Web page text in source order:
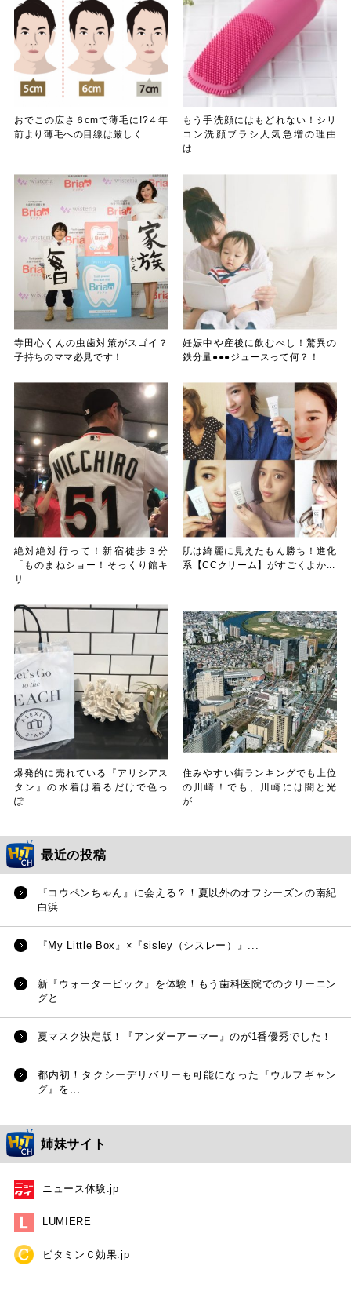
おでこの広さ６cmで薄毛に!?４年
前より薄毛への目線は厳しく...
もう手洗顔にはもどれない！シリ
コン洗顔ブラシ人気急増の理由
は...
寺田心くんの虫歯対策がスゴイ？
子持ちのママ必見です！
妊娠中や産後に飲むべし！驚異の
鉄分量●●●ジュースって何？！
絶対絶対行って！新宿徒歩３分
「ものまねショー！そっくり館キ
サ...
肌は綺麗に見えたもん勝ち！進化
系【CCクリーム】がすごくよか...
爆発的に売れている『アリシアス
タン』の水着は着るだけで色っ
ぽ...
住みやすい街ランキングでも上位
の川崎！でも、川崎には闇と光
が...
最近の投稿
『コウペンちゃん』に会える？！夏以外のオフシーズンの南紀
白浜...
『My Little Box』×『sisley（シスレー）』...
新『ウォーターピック』を体験！もう歯科医院でのクリーニン
グと...
夏マスク決定版！『アンダーアーマー』のが1番優秀でした！
都内初！タクシーデリバリーも可能になった『ウルフギャン
グ』を...
姉妹サイト
ニュース体験.jp
LUMIERE
ビタミンＣ効果.jp